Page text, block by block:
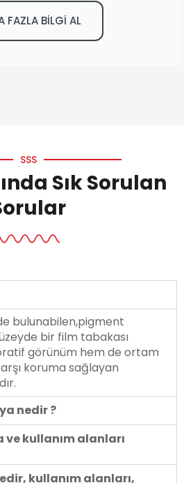
FAZLA BİLGİ AL
SSS
Sık Sorulan
bulunabilen,pigment
bir film tabakası
görünüm hem de ortam
koruma sağlayan
nedir ?
kullanım alanları
kullanım alanları,